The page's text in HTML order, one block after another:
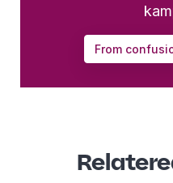
From